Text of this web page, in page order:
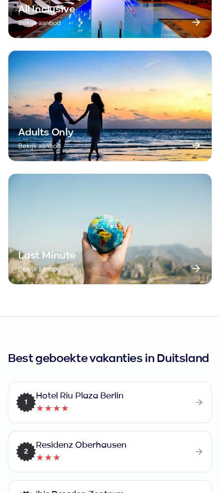
All Inclusive
Bekijk aanbod
Adults Only
Bekijk aanbod
Last Minute
Bekijk aanbod
Best geboekte vakanties in Duitsland
1
Hotel Riu Plaza Berlin
★★★★
2
Residenz Oberhausen
★★★